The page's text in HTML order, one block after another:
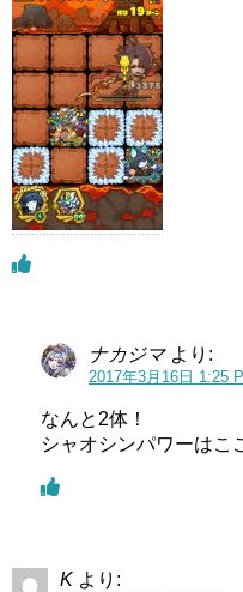
ナカジマ より:
2017年3月16日 1:25
なんと2体！
シャオシンパワーは
K より: